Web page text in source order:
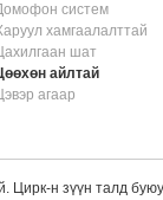
систем
хамгаалалттай
шат
айлтай
агаар
Цирк-н зүүн талд